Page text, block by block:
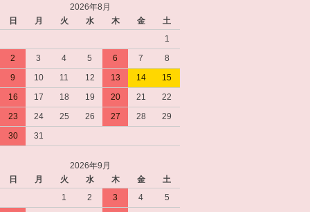
2026年8月
日
月 火 水 木 金
土
1
2
3 4 5 6 7
8
9
10 11 12 13 14
15
16
17 18 19 20 21
22
23
24 25 26 27 28
29
30
31
2026年9月
日
月 火 水 木 金
土
1
2 3 4
5